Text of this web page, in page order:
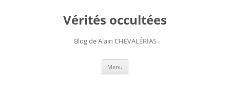
Vérités occultées
Blog de Alain CHEVALÉRIAS
Menu